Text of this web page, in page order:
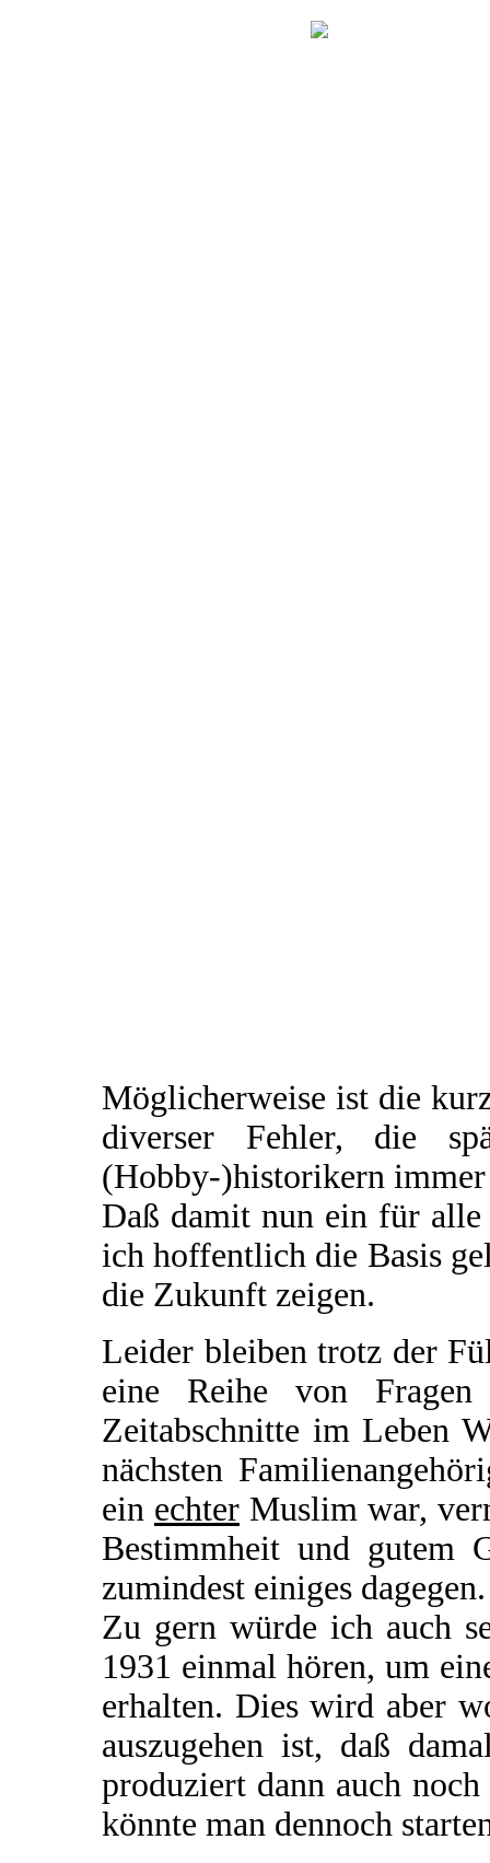
Möglicherweise ist die
diverser Fehler, die
(Hobby-)historikern immer
Daß damit nun ein für
ich hoffentlich die Basis
die Zukunft zeigen.
Leider bleiben trotz der
eine Reihe von
Zeitabschnitte im Leben
nächsten
ein echter Muslim war,
Bestimmheit und gutem
zumindest einiges dagegen.
Zu gern würde ich auch
1931 einmal hören, um
erhalten. Dies wird aber
auszugehen ist, daß
produziert dann auch
könnte man dennoch